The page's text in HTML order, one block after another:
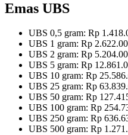
Emas UBS
UBS 0,5 gram: Rp
UBS 1 gram: Rp
UBS 2 gram: Rp
UBS 5 gram: Rp
UBS 10 gram: Rp
UBS 25 gram: Rp
UBS 50 gram: Rp
UBS 100 gram: Rp
UBS 250 gram: Rp
UBS 500 gram: Rp